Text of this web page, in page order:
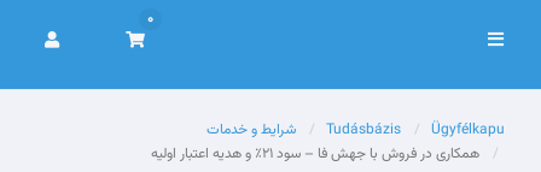
Váltás
navigációra
0
Ügyfélkapu
Tudásbázis
شرایط و خدمات
همکاری در فروش با جهش فا – سود ۲۱٪ و هدیه اعتبار اولیه